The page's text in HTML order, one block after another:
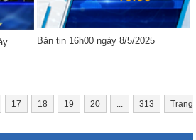
Bản tin 16h00 ngày 8/5/2025
17 18 19 20 313 Trang